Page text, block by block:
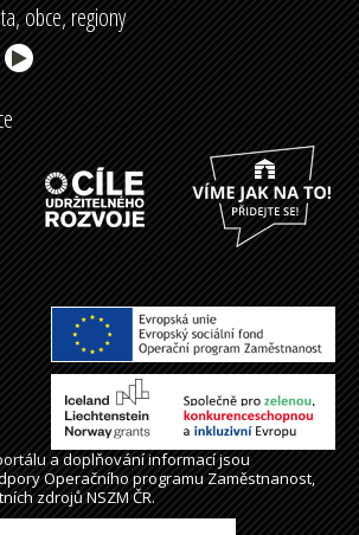
obce, regiony
a doplňování informací jsou
Operačního programu Zaměstnanost,
zdrojů NSZM ČR.